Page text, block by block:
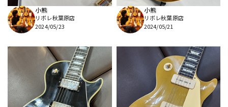
小熊
リボレ秋葉原店
2024/05/23
小熊
リボレ秋葉原店
2024/05/21